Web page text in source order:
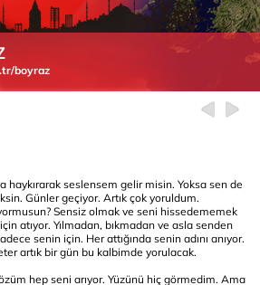
boyraz
haykırarak seslensem gelir misin. Yoksa sen de
Günler geçiyor. Artık çok yoruldum.
Sensiz olmak ve seni hissedememek
atıyor. Yılmadan, bıkmadan ve asla senden
senin için. Her attığında senin adını anıyor.
artık bir gün bu kalbimde yorulacak.
hep seni arıyor. Yüzünü hiç görmedim. Ama